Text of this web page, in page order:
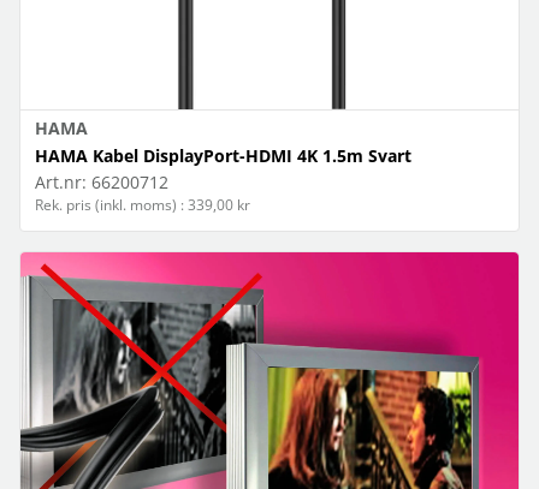
HAMA
HAMA Kabel DisplayPort-HDMI 4K 1.5m Svart
Art.nr: 66200712
Rek. pris (inkl. moms) : 339,00 kr